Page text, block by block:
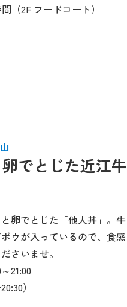
（2F フードコート）
でとじた近江牛
卵でとじた「他人丼」。牛
ウが入っているので、食感
さいませ。
21:00
）